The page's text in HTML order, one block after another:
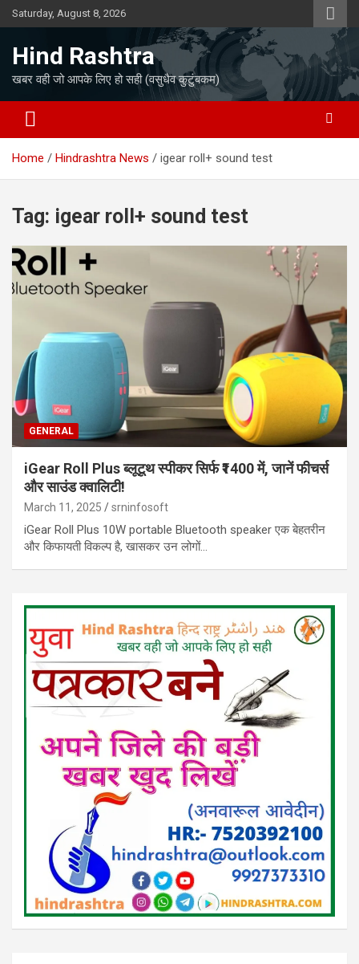
Skip
to
Saturday, August 8, 2026
Hind Rashtra
खबर वही जो आपके लिए हो सही (वसुधैव कुटुंबकम)
Home Hindrashtra News igear roll+ sound test
Tag: igear roll+ sound test
GENERAL
iGear Roll Plus ब्लूटूथ स्पीकर सिर्फ ₹1400 में, जानें फीचर्स
और साउंड क्वालिटी!
March 11, 2025 srninfosoft
iGear Roll Plus 10W portable Bluetooth speaker एक बेहतरीन
और किफायती विकल्प है, खासकर उन लोगों…